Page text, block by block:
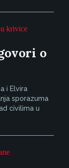
o
i Elvira
sporazuma
civilima u